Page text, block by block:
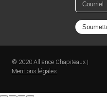
© 2020 Alliance Chapiteaux |
Mentions légales